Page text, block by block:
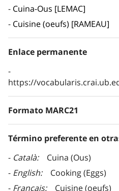
Cuina-Ous [LEMAC]
Cuisine (oeufs) [RAMEAU]
Enlace permanente
https://
Formato MARC21
Término preferente en
Català
Cuina (Ous)
English
Cooking (Eggs)
Français
Cuisine (oeufs)